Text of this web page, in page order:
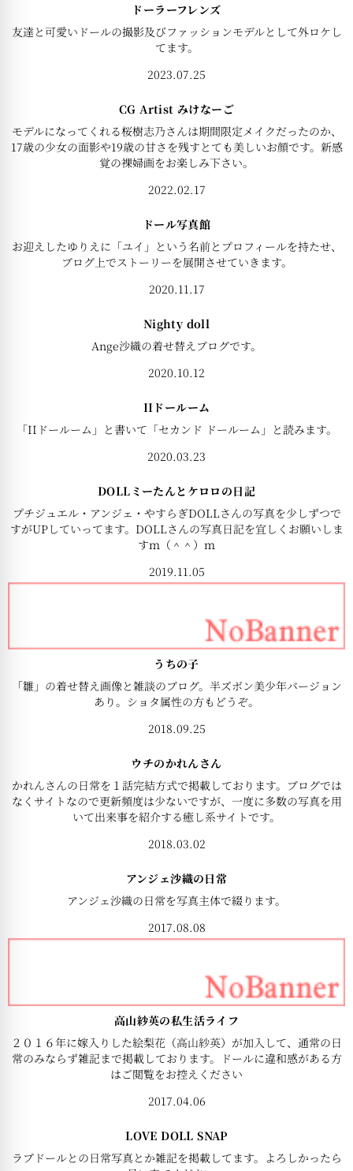
ドーラーフレンズ
友達と可愛いドールの撮影及びファッションモデルとして外ロケし
てます。
2023.07.25
CG Artist みけなーご
モデルになってくれる桜樹志乃さんは期間限定メイクだったのか、
17歳の少女の面影や19歳の甘さを残すとても美しいお顔です。新感
覚の裸婦画をお楽しみ下さい。
2022.02.17
ドール写真館
お迎えしたゆりえに「ユイ」という名前とプロフィールを持たせ、
ブログ上でストーリーを展開させていきます。
2020.11.17
Nighty doll
Ange沙織の着せ替えブログです。
2020.10.12
IIドールーム
「IIドールーム」と書いて「セカンド ドールーム」と読みます。
2020.03.23
DOLLミーたんとケロロの日記
プチジュエル・アンジェ・やすらぎDOLLさんの写真を少しずつで
すがUPしていってます。DOLLさんの写真日記を宜しくお願いしま
すｍ（＾＾）ｍ
2019.11.05
うちの子
「雛」の着せ替え画像と雑談のブログ。半ズボン美少年バージョン
あり。ショタ属性の方もどうぞ。
2018.09.25
ウチのかれんさん
かれんさんの日常を１話完結方式で掲載しております。ブログでは
なくサイトなので更新頻度は少ないですが、一度に多数の写真を用
いて出来事を紹介する癒し系サイトです。
2018.03.02
アンジェ沙織の日常
アンジェ沙織の日常を写真主体で綴ります。
2017.08.08
高山紗英の私生活ライフ
２０１６年に嫁入りした絵梨花（高山紗英）が加入して、通常の日
常のみならず雑記まで掲載しております。ドールに違和感がある方
はご閲覧をお控えください
2017.04.06
LOVE DOLL SNAP
ラブドールとの日常写真とか雑記を掲載してます。よろしかったら